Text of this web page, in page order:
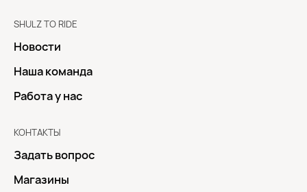
SHULZ TO RIDE
Новости
Наша команда
Работа у нас
КОНТАКТЫ
Задать вопрос
Магазины